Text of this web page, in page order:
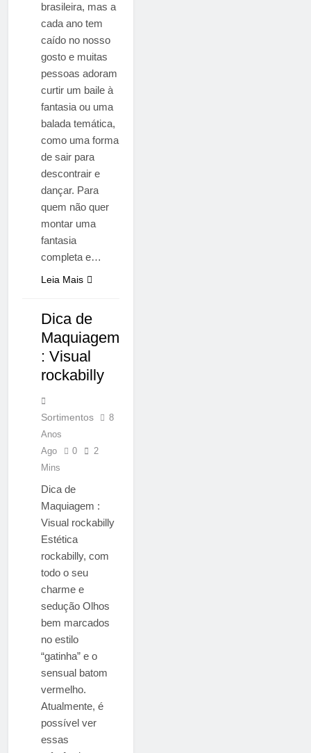
brasileira, mas a
cada ano tem
caído no nosso
gosto e muitas
pessoas adoram
curtir um baile à
fantasia ou uma
balada temática,
como uma forma
de sair para
descontrair e
dançar. Para
quem não quer
montar uma
fantasia
completa e…
Leia Mais
NOTÍCIAS
Dica de
Maquiagem
: Visual
rockabilly
Sortimentos
8
Anos
Ago
0
2
Mins
Dica de
Maquiagem :
Visual rockabilly
Estética
rockabilly, com
todo o seu
charme e
sedução Olhos
bem marcados
no estilo
“gatinha” e o
sensual batom
vermelho.
Atualmente, é
possível ver
essas